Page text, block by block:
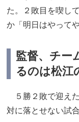
た。２敗目を喫し
か「明日はやって
監督、チー
るのは松江
５勝２敗で迎え
対に落とせない試